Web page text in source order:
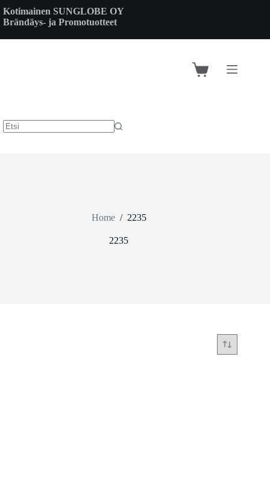
to
content
Kotimainen SUNGLOBE OY
Brändäys- ja Promotuotteet
Shopping
Home / 2235
2235